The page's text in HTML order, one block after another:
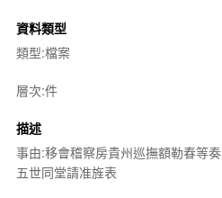
資料類型
類型:檔案
層次:件
描述
事由:移會稽察房貴州巡撫額勒春等
五世同堂請准旌表